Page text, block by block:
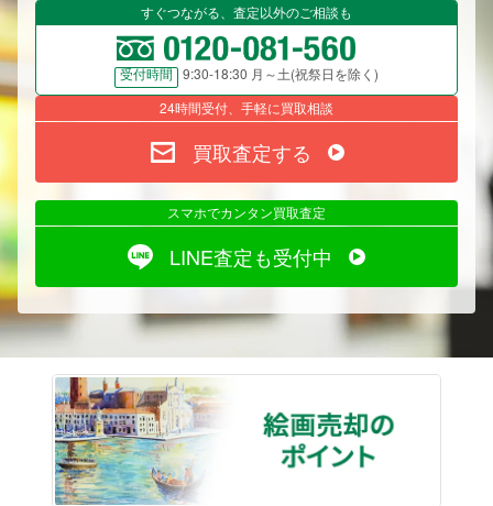
すぐつながる、査定以外のご相談も
受付時間
9:30-18:30 月～土(祝祭日を除く)
24時間受付、手軽に買取相談
買取査定する
スマホでカンタン買取査定
LINE査定も受付中